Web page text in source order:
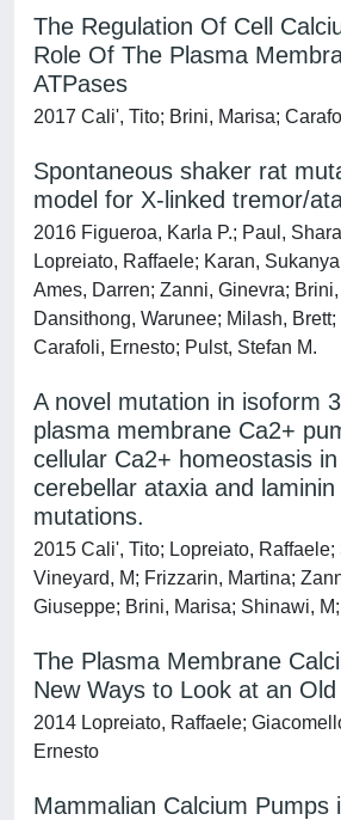
The Regulation Of Cell
Role Of The Plasma
ATPases
2017 Cali', Tito; Brini, Marisa;
Spontaneous shaker rat
model for X-linked tremor/
2016 Figueroa, Karla P.; Paul,
Lopreiato, Raffaele; Karan,
Ames, Darren; Zanni, Ginevra;
Dansithong, Warunee; Milash,
Carafoli, Ernesto; Pulst, Stefan M.
A novel mutation in isoform
plasma membrane Ca2+
cellular Ca2+ homeostasis
cerebellar ataxia and
mutations.
2015 Cali', Tito; Lopreiato, Raffaele;
Vineyard, M; Frizzarin, Martina;
Giuseppe; Brini, Marisa; Shinawi,
The Plasma Membrane
New Ways to Look at an
2014 Lopreiato, Raffaele;
Ernesto
Mammalian Calcium Pumps